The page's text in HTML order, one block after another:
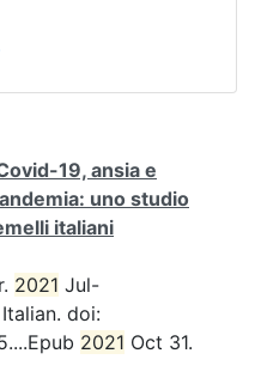
19, ansia e
uno studio
italiani
2021 Jul-
doi:
2021 Oct 31.